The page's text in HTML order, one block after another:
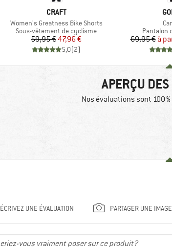
MARQUE
CRAFT
Article
Women's Greatness Bike Shorts
Product group
Sous-vêtement de cyclisme
Prix
59,95 €Prix réduit
47,96 €
5,0(2)
Product
Pantalon
69,95 € à
APERÇU
Nos évaluations sont 100
ÉCRIVEZ UNE ÉVALUATION PARTAGER UNE IMAGE